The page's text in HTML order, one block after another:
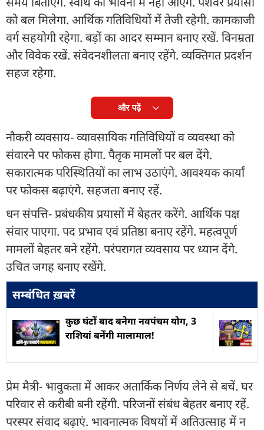
को बल मिलेगा. आर्थिक गतिविधियों में तेजी रहेगी. कामकाजी
वर्ग सहयोगी रहेगा. बड़ों का आदर सम्मान बनाए रखें. विनम्रता
और विवेक रखें. संवेदनशीलता बनाए रहेंगे. व्यक्तिगत प्रदर्शन
सहज रहेगा.
और पढ़ें
नौकरी व्यवसाय- व्यावसायिक गतिविधियों व व्यवस्था को
संवारने पर फोकस होगा. पैतृक मामलों पर बल देंगे.
सकारात्मक परिस्थितियों का लाभ उठाएंगे. आवश्यक कार्यां
पर फोकस बढ़ाएंगे. सहजता बनाए रहें.
धन संपत्ति- प्रबंधकीय प्रयासों में बेहतर करेंगे. आर्थिक पक्ष
संवार पाएगा. पद प्रभाव एवं प्रतिष्ठा बनाए रहेंगे. महत्वपूर्ण
मामलों बेहतर बने रहेंगे. परंपरागत व्यवसाय पर ध्यान देंगे.
उचित जगह बनाए रखेंगे.
सम्बंधित ख़बरें
कुछ घंटों बाद बनेगा नवपंचम योग, 3
राशियां बनेंगी मालामाल!
प्रेम मैत्री- भावुकता में आकर अतार्किक निर्णय लेने से बचें. घर
परिवार से करीबी बनी रहेंगी. परिजनों संबंध बेहतर बनाए रहें.
परस्पर संवाद बढ़ाएं. भावनात्मक विषयों में अतिउत्साह में न